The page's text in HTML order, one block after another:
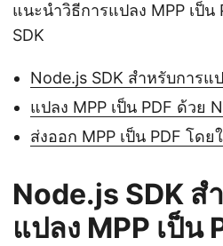
แนะนำวิธีการแปลง MPP เป็น
SDK
Node.js SDK สำหรับการแ
แปลง MPP เป็น PDF ด้วย
ส่งออก MPP เป็น PDF โดย
Node.js SDK ส
แปลง MPP เป็น